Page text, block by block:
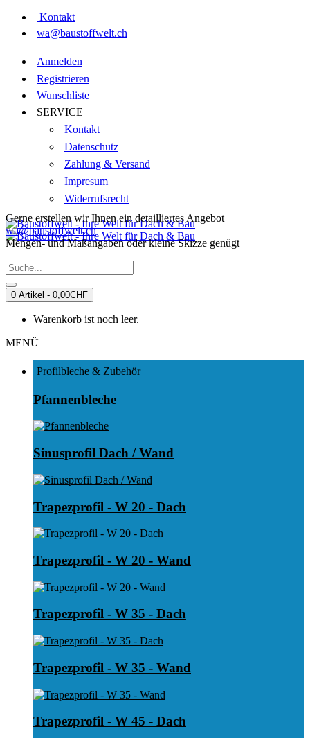
Kontakt
wa@baustoffwelt.ch
Anmelden
Registrieren
Wunschliste
SERVICE
Kontakt
Datenschutz
Zahlung & Versand
Impresum
Widerrufsrecht
Gerne erstellen wir Ihnen ein detailliertes Angebot
wa@baustoffwelt.ch
Mengen- und Maßangaben oder kleine Skizze genügt
0 Artikel - 0,00CHF
Warenkorb ist noch leer.
MENÜ
Profilbleche & Zubehör
Pfannenbleche
Sinusprofil Dach / Wand
Trapezprofil - W 20 - Dach
Trapezprofil - W 20 - Wand
Trapezprofil - W 35 - Dach
Trapezprofil - W 35 - Wand
Trapezprofil - W 45 - Dach